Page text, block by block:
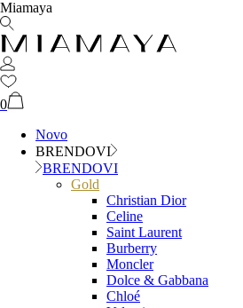
Miamaya
0
Novo
BRENDOVI
BRENDOVI
Gold
Christian Dior
Celine
Saint Laurent
Burberry
Moncler
Dolce & Gabbana
Chloé